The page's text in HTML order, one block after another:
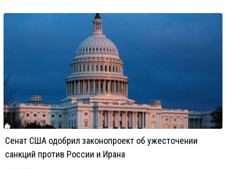
Сенат США одобрил законопроект об ужесточении
санкций против России и Ирана